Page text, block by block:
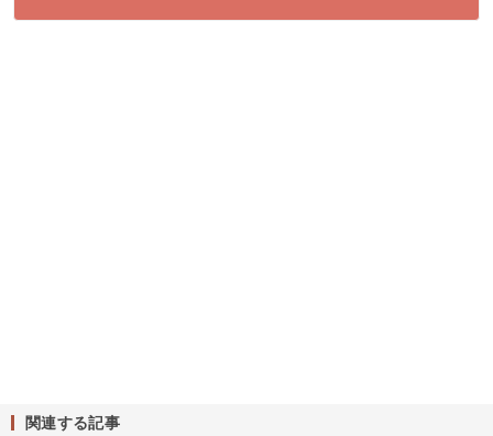
関連する記事